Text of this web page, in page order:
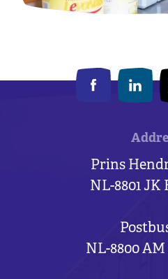
Prins
NL-8801 JK
NL-8800